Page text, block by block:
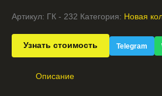
Артикул: ГК - 232 Категория: Новая
Узнать стоимость Telegram
Описание